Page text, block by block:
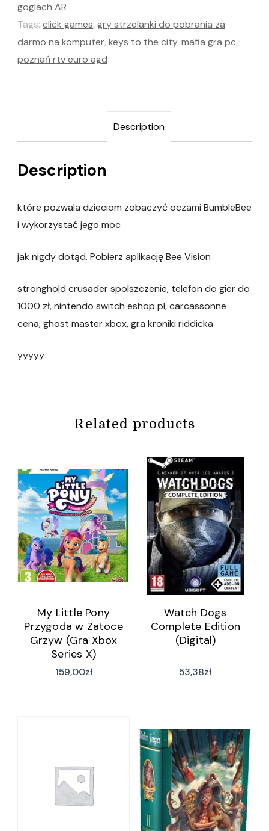
goglach AR
Tags: click games, gry strzelanki do pobrania za
darmo na komputer, keys to the city, mafia gra pc,
poznań rtv euro agd
Description
Description
które pozwala dzieciom zobaczyć oczami BumbleBee
i wykorzystać jego moc
jak nigdy dotąd. Pobierz aplikację Bee Vision
stronghold crusader spolszczenie, telefon do gier do
1000 zł, nintendo switch eshop pl, carcassonne
cena, ghost master xbox, gra kroniki riddicka
yyyyy
Related products
My Little Pony
Przygoda w Zatoce
Grzyw (Gra Xbox
Series X)
159,00zł
Watch Dogs
Complete Edition
(Digital)
53,38zł